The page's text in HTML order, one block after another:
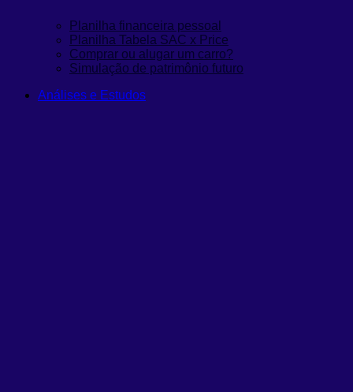
Planilha financeira pessoal
Planilha Tabela SAC x Price
Comprar ou alugar um carro?
Simulação de patrimônio futuro
Análises e Estudos